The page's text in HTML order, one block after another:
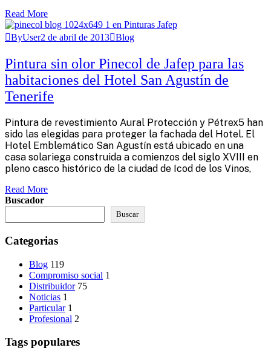
Read More
ByUser2 de abril de 2013 Blog
Pintura sin olor Pinecol de Jafep para las
habitaciones del Hotel San Agustín de
Tenerife
Pintura de revestimiento Aural Protección y Pétrex5 han
sido las elegidas para proteger la fachada del Hotel. El
Hotel Emblemático San Agustín está ubicado en una
casa solariega construida a comienzos del siglo XVIII en
pleno casco histórico de la ciudad de Icod de los Vinos,
Read More
Buscador
Buscar
Categorias
Blog 119
Compromiso social 1
Distribuidor 75
Noticias 1
Particular 1
Profesional 2
Tags populares